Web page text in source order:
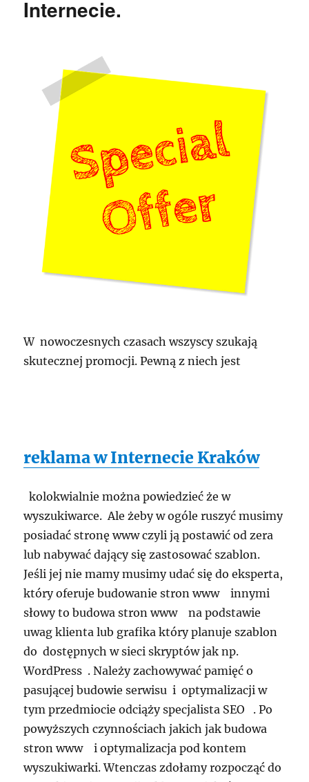
Internecie.
W nowoczesnych czasach wszyscy szukają
skutecznej promocji. Pewną z niech jest
reklama w Internecie Kraków
kolokwialnie można powiedzieć że w
wyszukiwarce. Ale żeby w ogóle ruszyć musimy
posiadać stronę www czyli ją postawić od zera
lub nabywać dający się zastosować szablon.
Jeśli jej nie mamy musimy udać się do eksperta,
który oferuje budowanie stron www innymi
słowy to budowa stron www na podstawie
uwag klienta lub grafika który planuje szablon
do dostępnych w sieci skryptów jak np.
WordPress . Należy zachowywać pamięć o
pasującej budowie serwisu i optymalizacji w
tym przedmiocie odciąży specjalista SEO . Po
powyższych czynnościach jakich jak budowa
stron www i optymalizacja pod kontem
wyszukiwarki. Wtenczas zdołamy rozpocząć do